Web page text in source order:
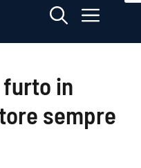
Menu
furto in
sempre